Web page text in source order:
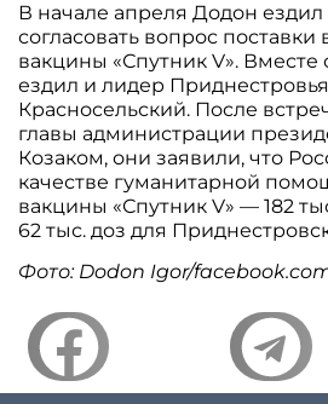
В начале апреля Додон ездил
согласовать вопрос
вакцины «Спутник V».
ездил и лидер
Красносельский. После
главы администрации
Козаком, они заявили, что
качестве гуманитарной
вакцины «Спутник V» — 182
62 тыс. доз для
Фото: Dodon Igor/